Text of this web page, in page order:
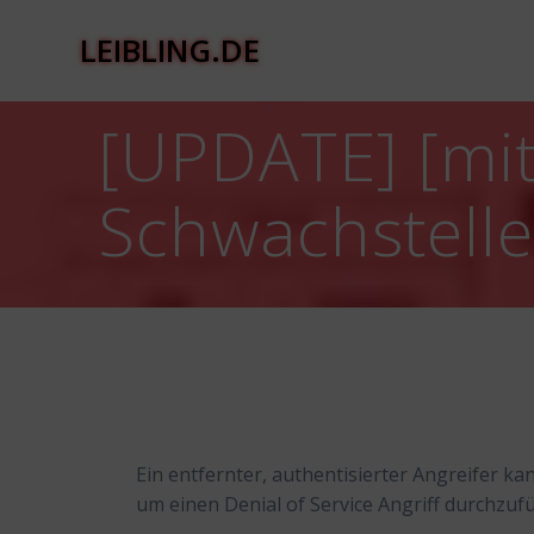
LEIBLING.DE
[UPDATE]
Ein entfernter, authentisierter Angreifer
um einen Denial of Service Angriff